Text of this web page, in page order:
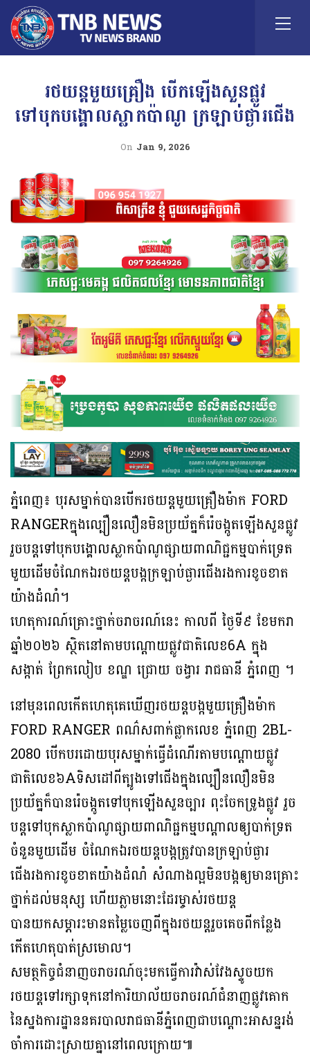
រថយន្តមួយគ្រឿង បេីកឡើងសួនផ្លូវ
ទៅបុកបង្គោលស្លាកប៉ាណូ ក្រឡាប់ផ្ងារជើង
On Jan 9, 2026
ភ្នំពេញ៖ បុរសម្នាក់បានបើករថយន្តមួយគ្រឿងម៉ាក FORD
RANGERក្នុងល្បឿនលឿនមិនប្រយ័ត្នក៏រ៉េចង្កូតឡើងសួនផ្លូវ
រួចបន្តទៅបុកបង្គោលស្លាកប៉ាណូផ្សាយពាណិជ្ជកម្មបាក់ទ្រេត
មួយដើមចំណែកឯរថយន្តបង្កក្រឡាប់ផ្ងារជើងរងការខូចខាត
យ៉ាងដំណំ។
ហេតុការណ៍គ្រោះថ្នាក់ចរាចរណ៍នេះ កាលពី ថ្ងៃទី៩ ខែមករា
ឆ្នាំ២០២៦ ស្ថិតនៅតាមបណ្ដោយផ្លូវជាតិលេខ6A ក្នុង
សង្កាត់ ព្រែកលៀប ខណ្ឌ ជ្រោយ ចង្វារ រាជធានី ភ្នំពេញ ។
នៅមុនពេលកើតហេតុគេឃើញរថយន្តបង្កមួយគ្រឿងម៉ាក
FORD RANGER ពណ៌សពាក់ផ្លាកលេខ ភ្នំពេញ 2BL-
2080 បើកបរដោយបុរសម្នាក់ធ្វើដំណើរតាមបណ្តោយផ្លូវ
ជាតិលេខ៦Aទិសដៅពីត្បូងទៅជើងក្នុងល្បឿនលឿនមិន
ប្រយ័ត្នក៏បានរ៉េចង្កូតទៅបុកឡើងសួនច្បារ ពុះចែកទ្រូងផ្លូវ រួច
បន្តទៅបុកស្លាកប៉ាណូផ្សាយពាណិផ្ជកម្មបណ្តាលឲ្យបាក់ទ្រត
ចំនួនមួយដើម ចំណែកឯរថយន្តបង្កត្រូវបានក្រឡាប់ផ្ងារ
ជើងរងការខូចខាតយ៉ាងដំណំ សំណាងល្អមិនបង្កឲ្យមានគ្រោះ
ថ្នាក់ដល់មនុស្ស ហើយភ្លាមនោះដែរម្ចាស់រថយន្ត
បានយកសម្ភារះមានតម្លៃចេញពីក្នុងរថយន្តរួចគេចពីកន្លែង
កើតហេតុបាត់ស្រមោល។
សមត្ថកិច្ចជំនាញចរាចរណ៍ចុះមកធ្វើការវ៉ាស់វែងស្ទូចយក
រថយន្តទៅរក្សាទុកនៅការិយាល័យចរាចរណ៍ជំនាញផ្លូវគោក
នៃស្នងការដ្ឋាននគរបាលរាជធានីភ្នំពេញជាបណ្ដោះអាសន្នរង់
ចាំការដោះស្រាយគ្នានៅពេលក្រោយ៕